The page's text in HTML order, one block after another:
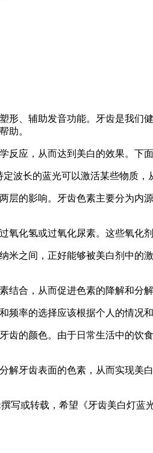
、辅助发音功能。牙齿是我
助。
应，从而达到美白的效果。下
波长的蓝光可以激活某些物质，
的影响。牙齿色素主要分为
化氢或过氧化尿素。这些氧化
米之间，正好能够被美白剂中
合，从而促进色素的降解和分
率的选择应该根据个人的情况
的颜色。由于日常生活中的饮
牙齿表面的色素，从而实现
写或转载，希望《牙齿美白灯